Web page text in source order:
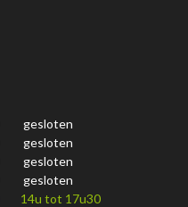
gesloten
gesloten
gesloten
gesloten
14u tot 17u30